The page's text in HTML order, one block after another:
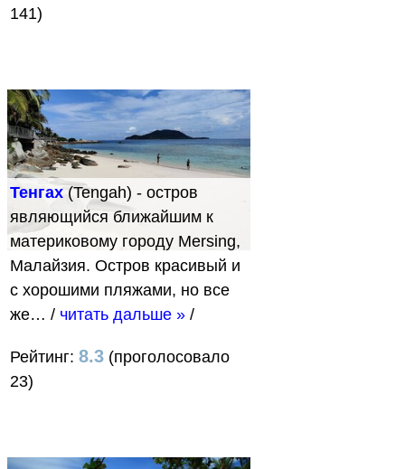
141)
Тенгах (Tengah) - остров
являющийся ближайшим к
материковому городу Mersing,
Малайзия. Остров красивый и
с хорошими пляжами, но все
же… / читать дальше » /
Рейтинг: 8.3 (проголосовало
23)